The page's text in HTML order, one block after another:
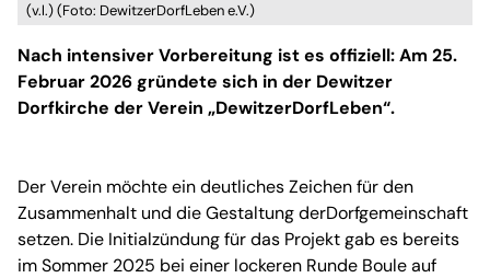
(v.l.) (Foto: DewitzerDorfLeben e.V.)
Nach intensiver Vorbereitung ist es offiziell: Am 25.
Februar 2026 gründete sich in der Dewitzer
Dorfkirche der Verein „DewitzerDorfLeben“.
Der Verein möchte ein deutliches Zeichen für den
Zusammenhalt und die Gestaltung derDorfgemeinschaft
setzen. Die Initialzündung für das Projekt gab es bereits
im Sommer 2025 bei einer lockeren Runde Boule auf